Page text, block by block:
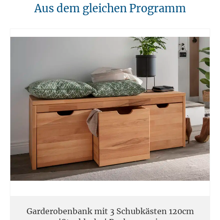
10. Brandschutz
Am Ende der Nutzungsdauer sollten Möbel fachgerecht entsorgt
werden. Massivholz kann über den Sperrmüll oder an speziellen
Sammelstellen abgegeben werden. Die örtlichen
Entsorgungsvorschriften sind zu beachten.
12. Einsatzort
Unsere Massivmöbel sind so konzipiert das Sie für den privaten
Gebrauch in Haushalten geeignet sind. Diese Möbel sind nicht für
kommerziellen Gebrauch geeignet.
Unsere Massivholzmöbel sind nicht für den Außenbereich geeignet.
Aus dem gleichen Programm
Garderobenbank mit 3 Schubkästen 120cm